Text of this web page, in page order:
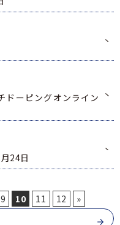
ドーピングオンライン
24日
9 10 11 12
»